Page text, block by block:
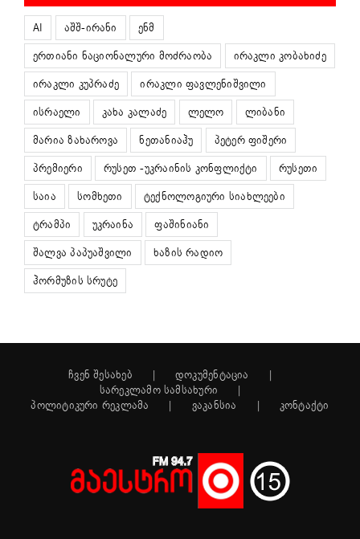
AI აშშ-ირანი
ენმ
ერთიანი ნაციონალური მოძრაობა
ირაკლი კობახიძე
ირაკლი კუპრაძე
ირაკლი ფავლენიშვილი
ისრაელი
კახა კალაძე ლელო
ლიბანი
მარია ზახაროვა
ნეთანიაჰუ
პეტერ ფიშერი
პრემიერი
რუსეთ -უკრაინის კონფლიქტი
რუსეთი
საია
სომხეთი
ტექნოლოგიური სიახლეები
ტრამპი
უკრაინა
ფაშინიანი
შალვა პაპუაშვილი
ხაზის რადიო
ჰორმუზის სრუტე
ჩვენ შესახებ
დოკუმენტაცია
სარეკლამო სამსახური
პოლიტიკური რეკლამა
ვაკანსია კონტაქტი